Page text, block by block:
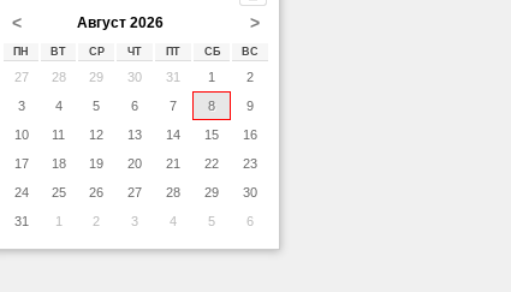
< >
Август 2026
ПН ВТ СР ЧТ ПТ СБ ВС
27 28 29 30 31 1
2
3
4 5 6 7 8
9
10
11 12 13 14 15
16
17
18 19 20 21 22
23
24
25 26 27 28 29
30
31
1 2 3 4 5 6